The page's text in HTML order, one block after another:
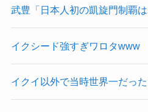
武豊「日本人初の凱旋門制覇は
イクシード強すぎワロタwww
イクイ以外で当時世界一だっ